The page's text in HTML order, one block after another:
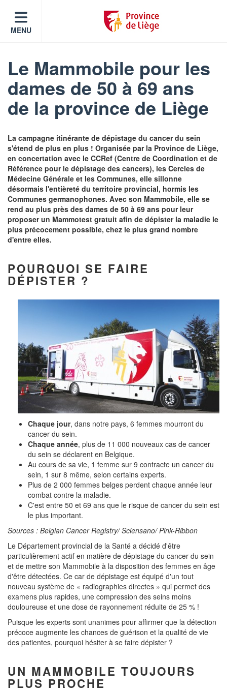
MENU
Le Mammobile pour les
dames de 50 à 69 ans
de la province de Liège
La campagne itinérante de dépistage du cancer du sein
s'étend de plus en plus ! Organisée par la Province de Liège,
en concertation avec le CCRef (Centre de Coordination et de
Référence pour le dépistage des cancers), les Cercles de
Médecine Générale et les Communes, elle sillonne
désormais l'entièreté du territoire provincial, hormis les
Communes germanophones. Avec son Mammobile, elle se
rend au plus près des dames de 50 à 69 ans pour leur
proposer un Mammotest gratuit afin de dépister la maladie le
plus précocement possible, chez le plus grand nombre
d'entre elles.
POURQUOI SE FAIRE
DÉPISTER ?
Chaque jour, dans notre pays, 6 femmes mourront du
cancer du sein.
Chaque année, plus de 11 000 nouveaux cas de cancer
du sein se déclarent en Belgique.
Au cours de sa vie, 1 femme sur 9 contracte un cancer du
sein, 1 sur 8 même, selon certains experts.
Plus de 2 000 femmes belges perdent chaque année leur
combat contre la maladie.
C'est entre 50 et 69 ans que le risque de cancer du sein est
le plus important.
Sources : Belgian Cancer Registry/ Sciensano/ Pink-Ribbon
Le Département provincial de la Santé a décidé d'être
particulièrement actif en matière de dépistage du cancer du sein
et de mettre son Mammobile à la disposition des femmes en âge
d'être détectées. Ce car de dépistage est équipé d'un tout
nouveau système de « radiographies directes » qui permet des
examens plus rapides, une compression des seins moins
douloureuse et une dose de rayonnement réduite de 25 % !
Puisque les experts sont unanimes pour affirmer que la détection
précoce augmente les chances de guérison et la qualité de vie
des patientes, pourquoi hésiter à se faire dépister ?
UN MAMMOBILE TOUJOURS
PLUS PROCHE